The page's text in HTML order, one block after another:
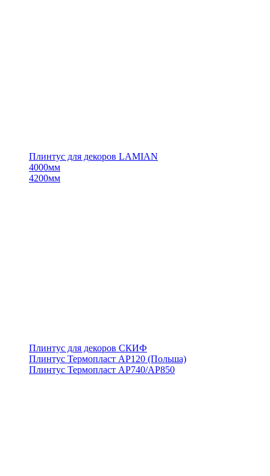
Плинтус для декоров LAMIAN
4000мм
4200мм
Плинтус для декоров СКИФ
Плинтус Термопласт АР120 (Польша)
Плинтус Термопласт АР740/АР850